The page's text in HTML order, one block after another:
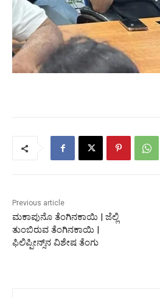
Previous article
ಮಕಾಪುನೊ ತೆಂಗಿನಕಾಯಿ | ಜೆಲ್ಲಿ
ತುಂಬಿರುವ ತೆಂಗಿನಕಾಯಿ |
ಫಿಲಿಪ್ಪೀನ್ಸ್‌ನ ವಿಶೇಷ ತೆಂಗು